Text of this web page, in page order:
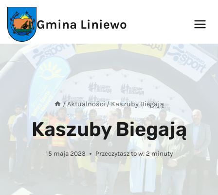
Przejdź
treści
Gmina Liniewo
/Aktualności/Kaszuby Biegają
Kaszuby Biegają
15 maja 2023 Przeczytasz to w:2minuty